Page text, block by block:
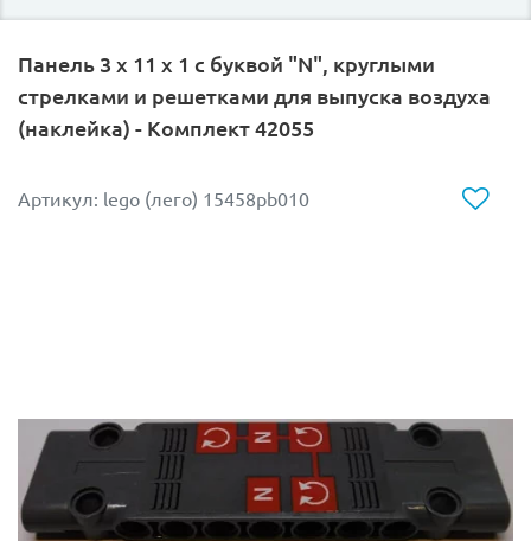
Панель 3 x 11 x 1 с буквой "N", круглыми
стрелками и решетками для выпуска воздуха
(наклейка) - Комплект 42055
Артикул: lego (лего) 15458pb010